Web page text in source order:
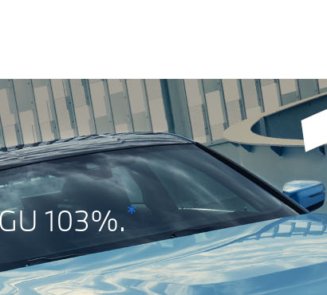
103%.*